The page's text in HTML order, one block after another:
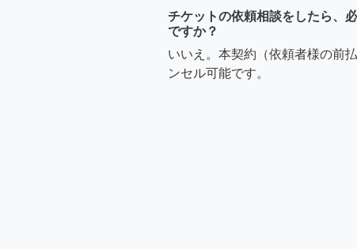
チケットの依頼相談をしたら、
ですか？
いいえ。本契約（依頼者様の前
ンセル可能です。